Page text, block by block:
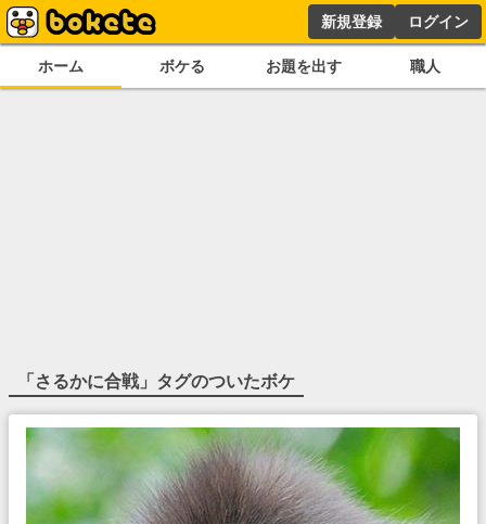
新規登録 ログイン
ホーム ボケる お題を出す 職人
「さるかに合戦」タグのついたボケ